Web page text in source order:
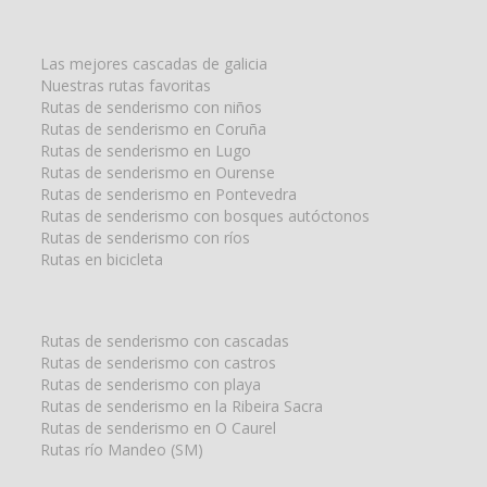
Las mejores cascadas de galicia
Nuestras rutas favoritas
Rutas de senderismo con niños
Rutas de senderismo en Coruña
Rutas de senderismo en Lugo
Rutas de senderismo en Ourense
Rutas de senderismo en Pontevedra
Rutas de senderismo con bosques autóctonos
Rutas de senderismo con ríos
Rutas en bicicleta
Rutas de senderismo con cascadas
Rutas de senderismo con castros
Rutas de senderismo con playa
Rutas de senderismo en la Ribeira Sacra
Rutas de senderismo en O Caurel
Rutas río Mandeo (SM)